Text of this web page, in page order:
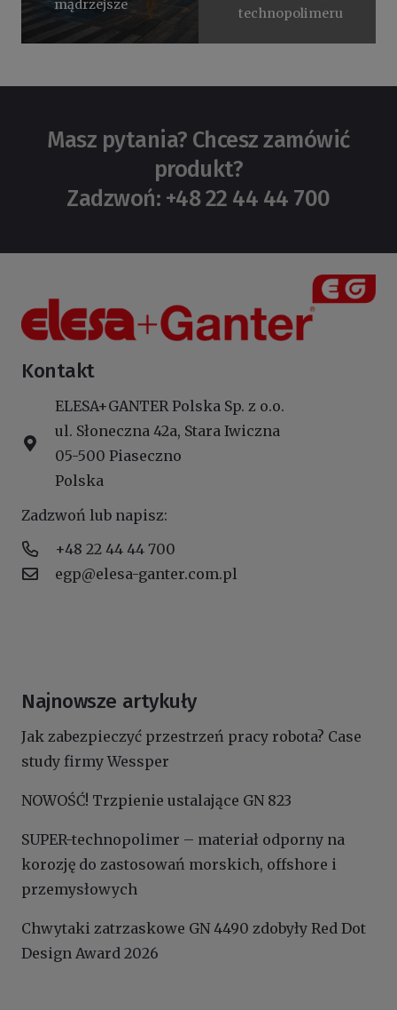
mądrzejsze
technopolimeru
Masz pytania? Chcesz zamówić
produkt?
Zadzwoń: +48 22 44 44 700
Kontakt
ELESA+GANTER Polska Sp. z o.o.
ul. Słoneczna 42a, Stara Iwiczna
05-500 Piaseczno
Polska
Zadzwoń lub napisz:
+48 22 44 44 700
egp@elesa-ganter.com.pl
Najnowsze artykuły
Jak zabezpieczyć przestrzeń pracy robota? Case
study firmy Wessper
NOWOŚĆ! Trzpienie ustalające GN 823
SUPER-technopolimer – materiał odporny na
korozję do zastosowań morskich, offshore i
przemysłowych
Chwytaki zatrzaskowe GN 4490 zdobyły Red Dot
Design Award 2026